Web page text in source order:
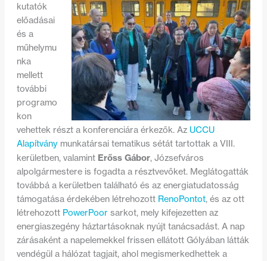
kutatók
előadásai
és a
műhelymu
nka
mellett
további
programo
kon
vehettek részt a konferenciára érkezők. Az UCCU
Alapítványmunkatársai tematikus sétát tartottak a VIII.
kerületben, valamint Erőss Gábor, Józsefváros
alpolgármestere is fogadta a résztvevőket. Meglátogatták
továbbá a kerületben található és az energiatudatosság
támogatása érdekében létrehozott RenoPontot, és az ott
létrehozott PowerPoorsarkot, mely kifejezetten az
energiaszegény háztartásoknak nyújt tanácsadást. A nap
zárásaként a napelemekkel frissen ellátott Gólyában látták
vendégül a hálózat tagjait, ahol megismerkedhettek a